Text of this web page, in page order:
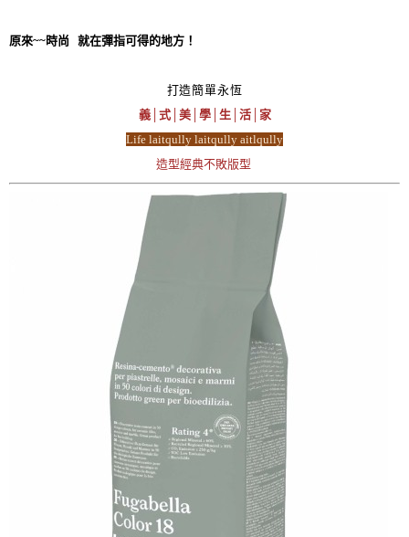
原來~~時尚 就在彈指可得的地方！
打造簡單永恆
義│式│美│學│生│活│家
Life laitqully laitqully aitlqully
造型經典不敗版型